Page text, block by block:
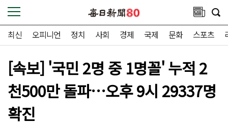
최신 오피니언 정치 사회 경제 국제 문화 스포츠
[속보] '국민 2명 중 1명꼴' 누적 2
천500만 돌파…오후 9시 29337명
확진